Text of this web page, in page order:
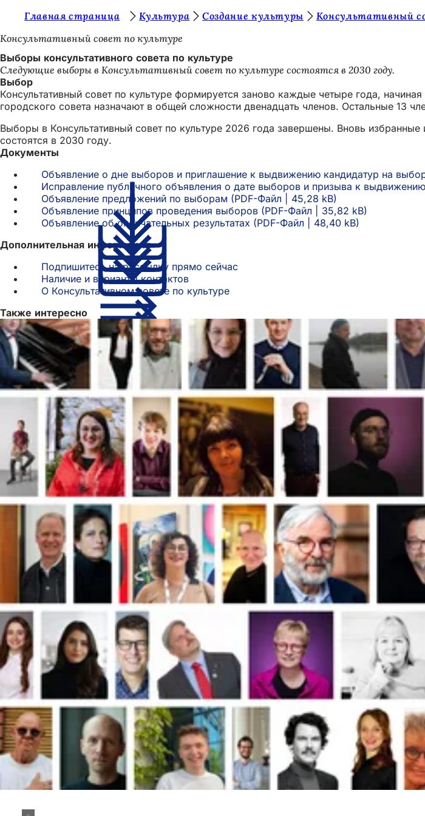
Перейти к содержимому
ы
з
д
е
с
ь
:
Главная страница Культура Создание культуры Консультативный
Консультативный совет по культуре
Выборы консультативного совета по культуре
Следующие выборы в Консультативный совет по культуре состоятся в 2030 году.
Выбор
Консультативный совет по культуре формируется заново каждые четыре года,
городского совета назначают в общей сложности двенадцать членов. Остальные 13
Выборы в Консультативный совет по культуре 2026 года завершены. Вновь
состоятся в 2030 году.
Документы
Объявление о дне выборов и приглашение к выдвижению кандидатур на
Исправление публичного объявления о дате выборов и призыва к
Объявление предложений по выборам
PDF-Файл
45,28 kB
Объявление принципов проведения выборов PDF-Файл
35,82 kB
Объявление об окончательных результатах
PDF-Файл
48,40 kB
Дополнительная информация
Подпишитесь на рассылку прямо сейчас
Наличие и варианты контактов
О Консультативном совете по культуре
Также интересно